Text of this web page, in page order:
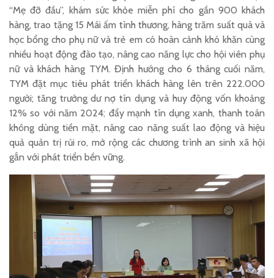
“Mẹ đỡ đầu”, khám sức khỏe miễn phí cho gần 900 khách
hàng, trao tặng 15 Mái ấm tình thương, hàng trăm suất quà và
học bổng cho phụ nữ và trẻ em có hoàn cảnh khó khăn cùng
nhiều hoạt động đào tạo, nâng cao năng lực cho hội viên phụ
nữ và khách hàng TYM. Định hướng cho 6 tháng cuối năm,
TYM đặt mục tiêu phát triển khách hàng lên trên 222.000
người; tăng trưởng dư nợ tín dụng và huy động vốn khoảng
12% so với năm 2024; đẩy mạnh tín dụng xanh, thanh toán
không dùng tiền mặt, nâng cao năng suất lao động và hiệu
quả quản trị rủi ro, mở rộng các chương trình an sinh xã hội
gắn với phát triển bền vững.